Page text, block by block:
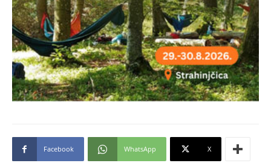
Facebook WhatsApp X